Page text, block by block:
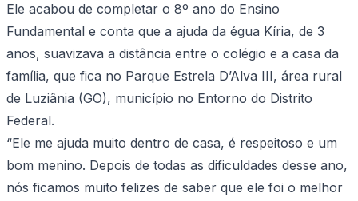
Ele acabou de completar o 8º ano do Ensino
Fundamental e conta que a ajuda da égua Kíria, de 3
anos, suavizava a distância entre o colégio e a casa da
família, que fica no Parque Estrela D’Alva III, área rural
de Luziânia (GO), município no Entorno do Distrito
Federal.
“Ele me ajuda muito dentro de casa, é respeitoso e um
bom menino. Depois de todas as dificuldades desse ano,
nós ficamos muito felizes de saber que ele foi o melhor